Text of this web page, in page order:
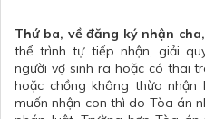
Thứ ba, về đăng ký nhận
thể trình tự tiếp nhận, giải
người vợ sinh ra hoặc có thai
hoặc chồng không thừa
muốn nhận con thì do Tòa án